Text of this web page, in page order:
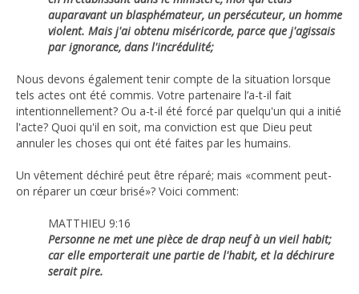
auparavant un blasphémateur, un persécuteur, un homme
violent. Mais j'ai obtenu miséricorde, parce que j'agissais
par ignorance, dans l'incrédulité;
Nous devons également tenir compte de la situation lorsque
tels actes ont été commis. Votre partenaire l’a-t-il fait
intentionnellement? Ou a-t-il été forcé par quelqu'un qui a initié
l'acte? Quoi qu'il en soit, ma conviction est que Dieu peut
annuler les choses qui ont été faites par les humains.
Un vêtement déchiré peut être réparé; mais «comment peut-
on réparer un cœur brisé»? Voici comment:
MATTHIEU 9:16
Personne ne met une pièce de drap neuf à un vieil habit;
car elle emporterait une partie de l'habit, et la déchirure
serait pire.